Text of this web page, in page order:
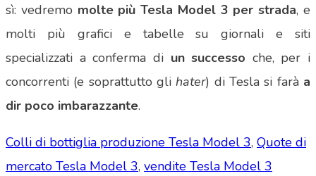
sì: vedremo molte più Tesla Model 3 per strada, e
molti più grafici e tabelle su giornali e siti
specializzati a conferma di un successo che, per i
concorrenti (e soprattutto glihater) di Tesla si farà a
dir poco imbarazzante.
Colli di bottiglia produzione Tesla Model 3, Quote di
mercato Tesla Model 3, vendite Tesla Model 3